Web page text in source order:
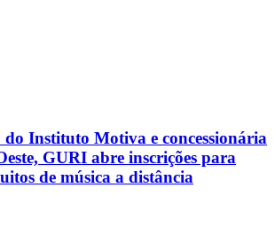
do Instituto Motiva e concessionária
GURI abre inscrições para
de música a distância